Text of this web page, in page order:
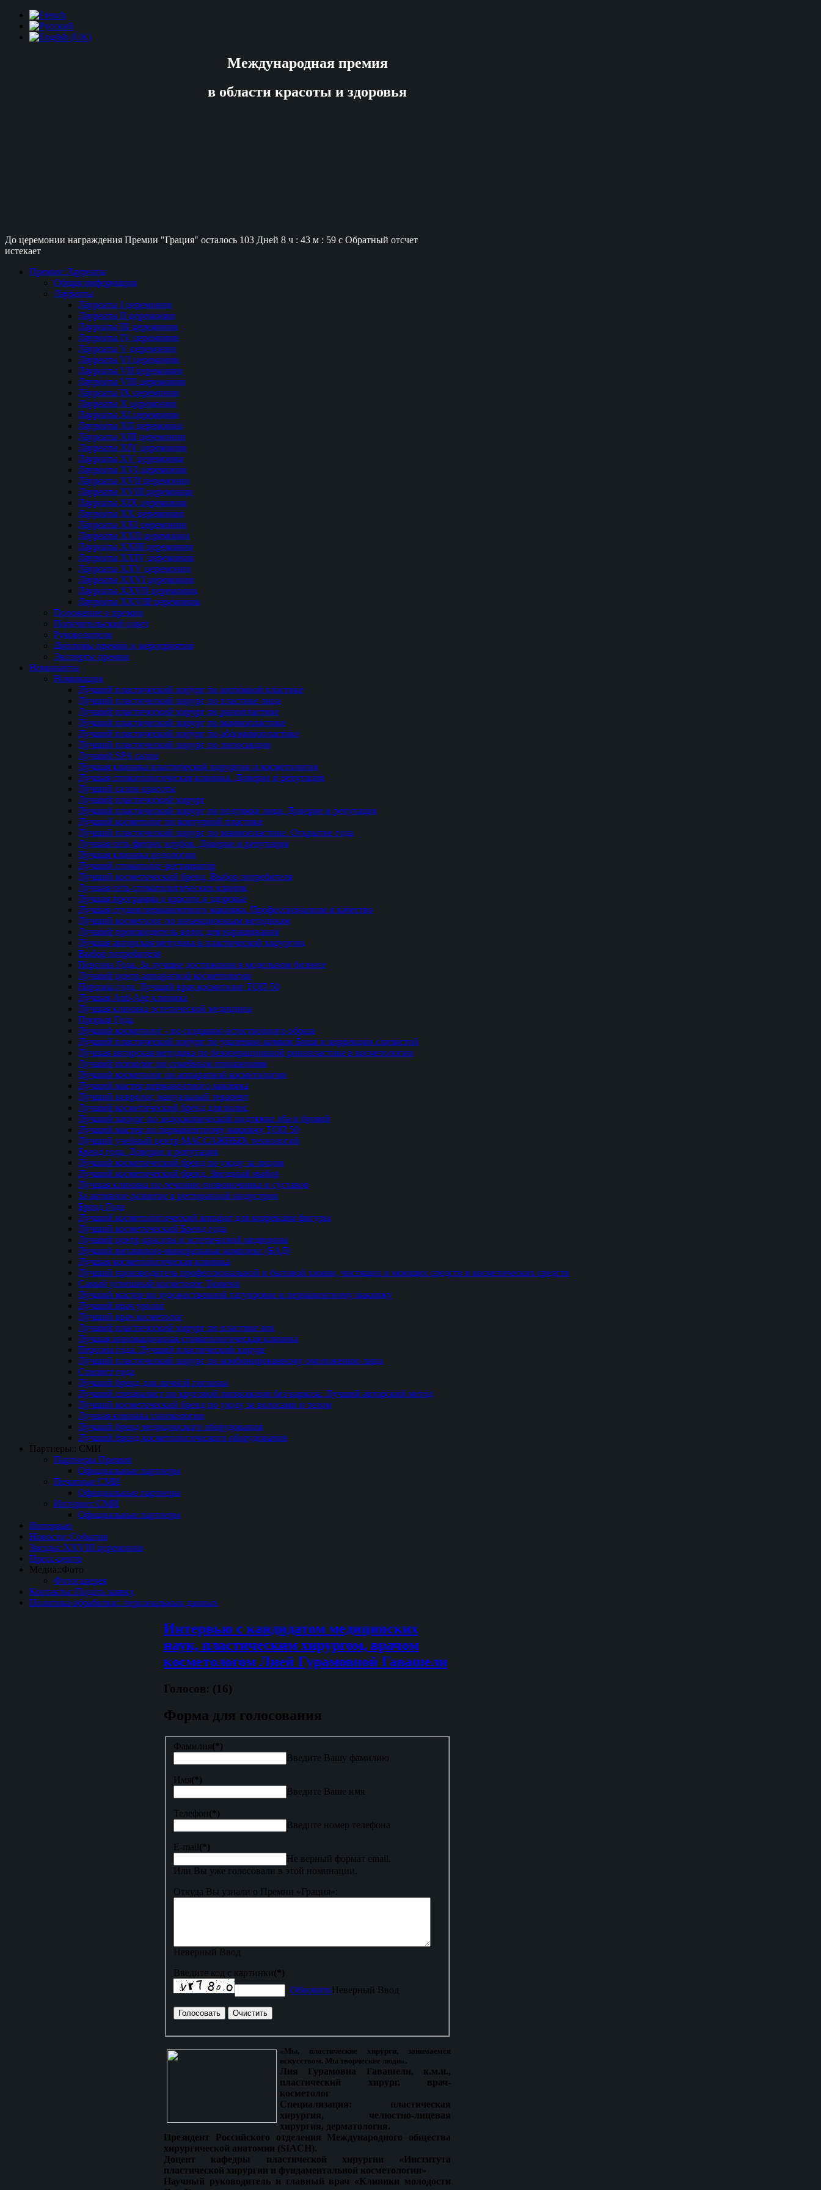
Международная премия
в области красоты и здоровья
До церемонии награждения Премии "Грация" осталось 103 Дней 8 ч : 43 м : 58 с Обратный отсчет
истекает
Премия::Лауреаты
Общая информация
Лауреаты
Лауреаты I церемонии
Лауреаты II церемонии
Лауреаты III церемонии
Лауреаты IV церемонии
Лауреаты V церемонии
Лауреаты VI церемонии
Лауреаты VII церемонии
Лауреаты VIII церемонии
Лауреаты IX церемонии
Лауреаты Х церемонии
Лауреаты XI церемонии
Лауреаты XII церемонии
Лауреаты XIII церемонии
Лауреаты XIV церемонии
Лауреаты XV церемонии
Лауреаты XVI церемонии
Лауреаты XVII церемонии
Лауреаты XVIII церемонии
Лауреаты XIX церемонии
Лауреаты XX церемонии
Лауреаты XXI церемонии
Лауреаты XXII церемонии
Лауреаты XXIII церемонии
Лауреаты XXIV церемонии
Лауреаты XXV церемонии
Лауреаты XXVI церемонии
Лауреаты XXVII церемонии
Лауреаты XXVIII церемонии
Положение о премии
Попечительский совет
Руководители
Дипломы премии и мероприятия
Эксперты премии
Номинанты
Номинации
Лучший пластический хирург по интимной пластике
Лучший пластический хирург по пластике лица
Лучший пластический хирург по ринопластике
Лучший пластический хирург по маммопластике
Лучший пластический хирург по абдоминопластике
Лучший пластический хирург по липосакции
Лучший SPA салон
Лучшая клиника пластической хирургии и косметологии
Лучшая стоматологическая клиника. Доверие и репутация
Лучший салон красоты
Лучший пластический хирург
Лучший пластический хирург по подтяжке лица. Доверие и репутация
Лучший косметолог по контурной пластике
Лучший пластический хирург по маммопластике. Открытие года
Лучшая сеть фитнес клубов. Доверие и репутация
Лучшая клиника подологии
Лучший стоматолог-реставратор
Лучший косметический бренд. Выбор потребителя
Лучшая сеть стоматологических клиник
Лучшая программа о красоте и здоровье
Лучшая студия перманентного макияжа. Профессионализм и качество
Лучший косметолог по инъекционным методикам
Лучший производитель волос для наращивания
Лучшая авторская методика в пластической хирургии
Выбор потребителя
Персона Года. За лучшие достижения в модельном бизнесе
Лучший центр аппаратной косметологии
Персона года. Лучший врач косметолог ТОП 50
Лучшая Anti-Age клиника
Лучшая клиника эстетической медицины
Прорыв Года
Лучший косметолог - по созданию естественного образа
Лучший пластический хирург по удалению комков Биша и коррекции слизистой
Лучшая авторская методика по безоперационной ринопластике в косметологии
Лучший психолог по семейным отношениям
Лучший косметолог по аппаратной косметологии
Лучший мастер перманентного макияжа
Лучший невролог, мануальный терапевт
Лучший косметический бренд для волос
Лучший хирург по эндоскопической подтяжке лба и бровей
Лучший мастер по перманентному макияжу ТОП 50
Лучший учебный центр МАССАЖНЫХ технологий
Бренд года. Доверие и репутация
Лучший косметический бренд по уходу за лицом
Лучший косметический бренд. Звездный выбор
Лучшая клиника по лечению позвоночника и суставов
За активное развитие в ресторанной индустрии
Бренд Года
Лучший косметологический аппарат для коррекции фигуры
Лучший косметический Бренд года
Лучший центр красоты и эстетической медицины
Лучший витаминно-минеральные комплекс (БАД)
Лучшая косметологическая клиника
Лучший производитель профессиональной и бытовой химии, чистящих и моющих средств и косметических средств
Самый успешный косметолог Тюмени
Лучший мастер по художественной татуировке и перманентному макияжу
Лучший врач уролог
Лучший врач косметолог
Лучший пластический хирург по пластике век
Лучшая инновационная стоматологическая клиника
Персона года. Лучший пластический хирург
Лучший пластический хирург по комбинированному омоложению лица
Стилист года
Лучший бренд для личной гигиены
Лучший специалист по круговой липосакции без наркоза. Лучший авторский метод
Лучший косметический бренд по уходу за волосами и телом
Лучшая клиника гинекологии
Лучший бренд медицинского оборудования
Лучший бренд косметологического оборудования
Партнеры:: СМИ
Партнеры Премии
Официальные партнеры
Печатные СМИ
Официальные партнеры
Интернет СМИ
Официальные партнеры
Интервью
Новости::События
Звезды::XXVIII церемонии
Пресс-центр
Медиа::Фото
Фотогалерея
Контакты::Подать заявку
Политика обработки:: персональных данных
Интервью с кандидатом медицинских
наук, пластическим хирургом, врачом
косметологом Лией Гурамовной Гавашели
Голосов: (16)
Форма для голосования
Фамилия(*)
Введите Вашу фамилию
Имя(*)
Введите Ваше имя
Телефон(*)
Введите номер телефона
E-mail(*)
Не верный формат email.
Или Вы уже голосовали в этой номинации.
Откуда Вы узнали о Премии «Грация»:
Неверный Ввод
Введите код с картинки(*)
ОбновитьНеверный Ввод
«Мы, пластические хирурги, занимаемся
искусством. Мы творческие люди».
Лия Гурамовна Гавашели, к.м.н.,
пластический хирург, врач-
косметолог
Специализация: пластическая
хирургия, челюстно-лицевая
хирургия, дерматология.
Президент Российского отделения Международного общества
хирургической анатомии (SIACH).
Доцент кафедры пластической хирургии «Института
пластической хирургии и фундаментальной косметологии»
Научный руководитель и главный врач «Клиники молодости